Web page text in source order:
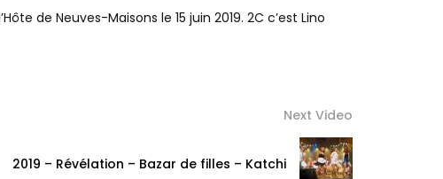
de Neuves-Maisons le 15 juin 2019. 2C c’est Lino
Next Video
2019 – Révélation – Bazar de filles – Katchi